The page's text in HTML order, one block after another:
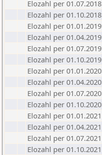
Elozahl per 01.07.2018
Elozahl per 01.10.2018
Elozahl per 01.01.2019
Elozahl per 01.04.2019
Elozahl per 01.07.2019
Elozahl per 01.10.2019
Elozahl per 01.01.2020
Elozahl per 01.04.2020
Elozahl per 01.07.2020
Elozahl per 01.10.2020
Elozahl per 01.01.2021
Elozahl per 01.04.2021
Elozahl per 01.07.2021
Elozahl per 01.10.2021